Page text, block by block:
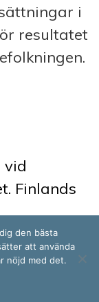
i
resultatet
vid
Finlands
till Finland
den bästa
att använda
nöjd med det.